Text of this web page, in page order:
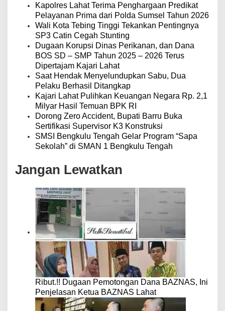
Kapolres Lahat Terima Penghargaan Predikat
Pelayanan Prima dari Polda Sumsel Tahun 2026
Wali Kota Tebing Tinggi Tekankan Pentingnya
SP3 Catin Cegah Stunting
Dugaan Korupsi Dinas Perikanan, dan Dana
BOS SD – SMP Tahun 2025 – 2026 Terus
Dipertajam Kajari Lahat
Saat Hendak Menyelundupkan Sabu, Dua
Pelaku Berhasil Ditangkap
Kajari Lahat Pulihkan Keuangan Negara Rp. 2,1
Milyar Hasil Temuan BPK RI
Dorong Zero Accident, Bupati Barru Buka
Sertifikasi Supervisor K3 Konstruksi
SMSI Bengkulu Tengah Gelar Program “Sapa
Sekolah” di SMAN 1 Bengkulu Tengah
Jangan Lewatkan
Ribut.!! Dugaan Pemotongan Dana BAZNAS, Ini
Penjelasan Ketua BAZNAS Lahat